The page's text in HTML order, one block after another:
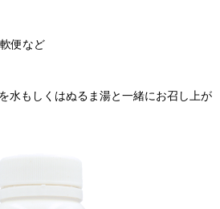
便など
水もしくはぬるま湯と一緒にお召し上が